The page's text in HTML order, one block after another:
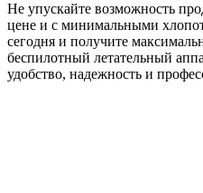
Не упускайте возможность
цене и с минимальными
сегодня и получите
беспилотный летательный
удобство, надежность и